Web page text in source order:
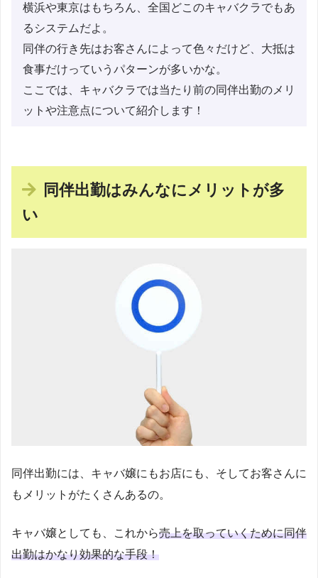
横浜や東京はもちろん、全国どこのキャバクラでもあ
るシステムだよ。
同伴の行き先はお客さんによって色々だけど、大抵は
食事だけっていうパターンが多いかな。
ここでは、キャバクラでは当たり前の同伴出勤のメリ
ットや注意点について紹介します！
同伴出勤はみんなにメリットが多
い
同伴出勤には、キャバ嬢にもお店にも、そしてお客さんに
もメリットがたくさんあるの。
キャバ嬢としても、これから売上を取っていくために同伴
出勤はかなり効果的な手段！